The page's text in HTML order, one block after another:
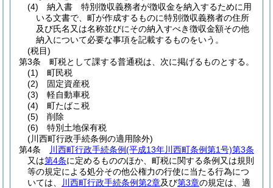
(4)
納入書 特別徴収義務者が徴収金を納入するために用
いる文書で、町が作成するものに特別徴収義務者の住所
及び氏名又は名称並びにその納入すべき徴収金額その他
納入について必要な事項を記載するものをいう。
(税目)
第3条
町税として課する普通税は、次に掲げるものとする。
(1)
町民税
(2)
固定資産税
(3)
軽自動車税
(4)
町たばこ税
(5)
削除
(6)
特別土地保有税
(川西町行政手続条例の適用除外)
第4条
川西町行政手続条例(平成13年川西町条例第1号)第3条
又は第4条に定めるもののほか、町税に関する条例又は規則
等の規定による処分その他公権力の行使に当たる行為につ
いては、
川西町行政手続条例第2章及び第3章の規定は、適